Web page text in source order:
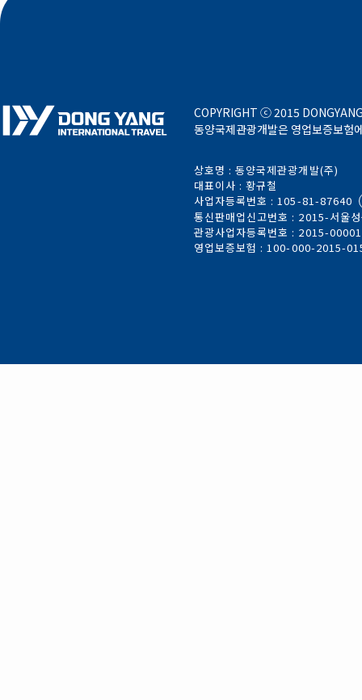
COPYRIGHT ⓒ 2015
동양국제관광개발은 영업보증보험
상호명 : 동양국제관광개발(주)
대표이사 : 황규철
사업자등록번호 : 105-81-87640
통신판매업신고번호 : 2015-서울
관광사업자등록번호 : 2015-
영업보증보험 : 100-000-2015-